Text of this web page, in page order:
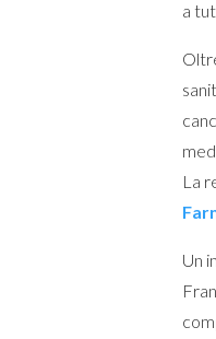
a
La
Un